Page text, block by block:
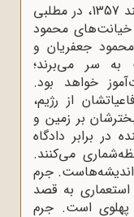
روزنامه اطلاعات روز دوشنبه 21 اسفند 1357، در مطلبی
خیانت‌های محمود
جعفریان و
به سر می‌برند؛
خواهد بود.
از رژیم،
بر زمین و
در برابر دادگاه
می‌کنند.
اندیشه‌هاست. جرم
به قصد
پهلوی است. جرم